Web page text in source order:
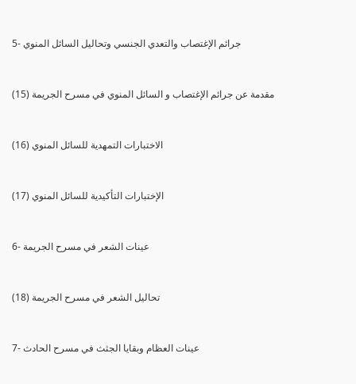
5- جرائم الإغتصاب والتعدي الجنسي وتحاليل السائل المنوي
(15) مقدمة عن جرائم الإغتصاب و السائل المنوي في مسرح الجريمة
(16) الاختبارات التمهدية للسائل المنوي
(17) الإختبارات التأكيدية للسائل المنوي
6- عينات الشعر في مسرح الجريمة
(18) تحاليل الشعر في مسرح الجريمة
7- عينات العظام وبقايا الجثث في مسرح الحادث